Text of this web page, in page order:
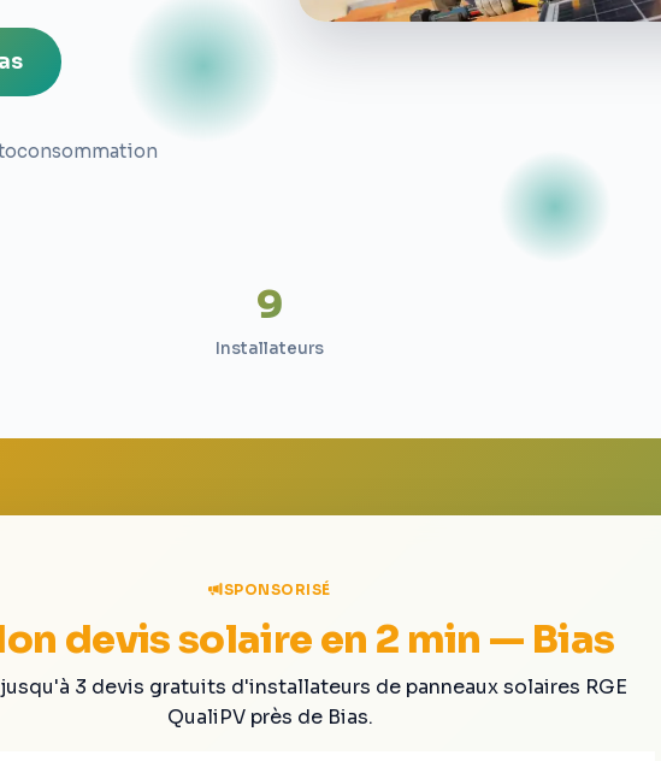
9
Installateurs
SPONSORISÉ
devis solaire en 2 min — Bias
3 devis gratuits d'installateurs de panneaux solaires RGE
QualiPV près de Bias.